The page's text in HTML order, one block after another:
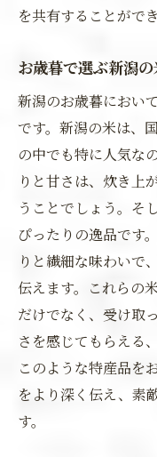
を共有することがで
お歳暮で選ぶ新潟
新潟のお歳暮におい
です。新潟の米は、
の中でも特に人気な
りと甘さは、炊き上
うことでしょう。そ
ぴったりの逸品です
りと繊細な味わいで
伝えます。これらの
だけでなく、受け取
さを感じてもらえる
このような特産品を
をより深く伝え、素
す。